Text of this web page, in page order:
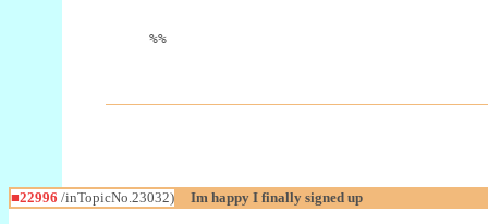
%%
■22996 /inTopicNo.23032) Im happy I finally signed up